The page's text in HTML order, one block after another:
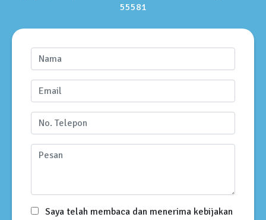
55581
Saya telah membaca dan menerima kebijakan